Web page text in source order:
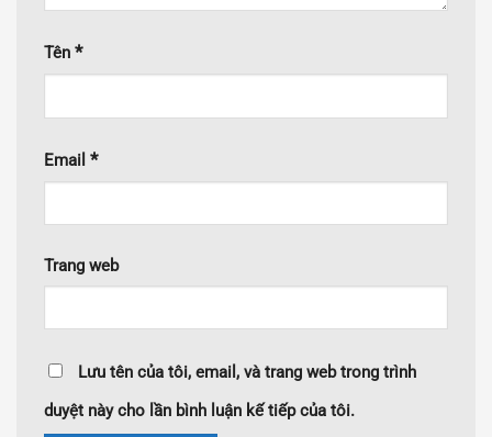
Tên *
Email *
Trang web
Lưu tên của tôi, email, và trang web trong trình
duyệt này cho lần bình luận kế tiếp của tôi.